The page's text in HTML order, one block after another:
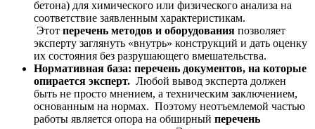
бетона) для химического или физического анализа на
соответствие заявленным характеристикам.
Этот перечень методов и оборудования позволяет
эксперту заглянуть «внутрь» конструкций и дать оценку
их состояния без разрушающего вмешательства.
Нормативная база: перечень документов, на которые
опирается эксперт. Любой вывод эксперта должен
быть не просто мнением, а техническим заключением,
основанным на нормах. Поэтому неотъемлемой частью
работы является опора на обширный перечень